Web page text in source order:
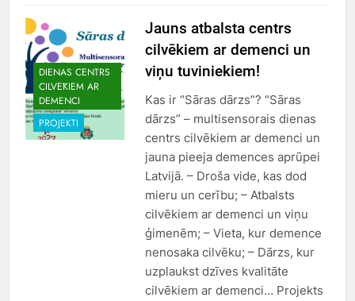
DIENAS CENTRS
CILVĒKIEM AR
DEMENCI
PROJEKTI
Jauns atbalsta centrs
cilvēkiem ar demenci un
viņu tuviniekiem!
Kas ir “Sāras dārzs”? “Sāras
dārzs” – multisensorais dienas
centrs cilvēkiem ar demenci un
jauna pieeja demences aprūpei
Latvijā. – Droša vide, kas dod
mieru un cerību; – Atbalsts
cilvēkiem ar demenci un viņu
ģimenēm; – Vieta, kur demence
nenosaka cilvēku; – Dārzs, kur
uzplaukst dzīves kvalitāte
cilvēkiem ar demenci… Projekts